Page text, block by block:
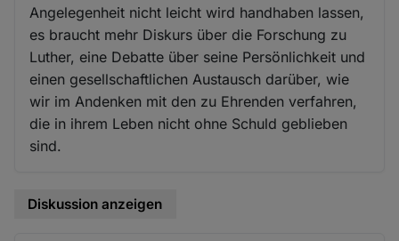
Angelegenheit nicht leicht wird handhaben lassen,
es braucht mehr Diskurs über die Forschung zu
Luther, eine Debatte über seine Persönlichkeit und
einen gesellschaftlichen Austausch darüber, wie
wir im Andenken mit den zu Ehrenden verfahren,
die in ihrem Leben nicht ohne Schuld geblieben
sind.
Diskussion anzeigen